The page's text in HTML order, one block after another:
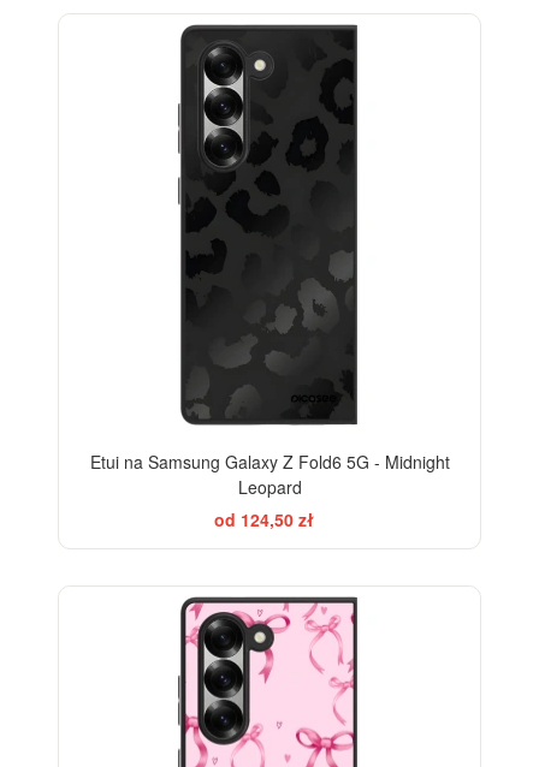
Etui na Samsung Galaxy Z Fold6 5G - Midnight
Leopard
od 124,50 zł